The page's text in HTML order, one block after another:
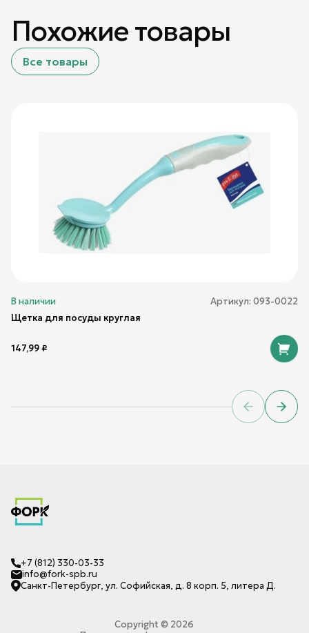
Похожие товары
Все товары
В наличии Артикул: 093-0022
Щетка для посуды круглая
147,99₽
Previous
Next
+7 (812) 330-03-33
info@fork-spb.ru
Санкт-Петербург, ул. Софийская, д. 8 корп. 5, литера Д.
Copyright © 2026